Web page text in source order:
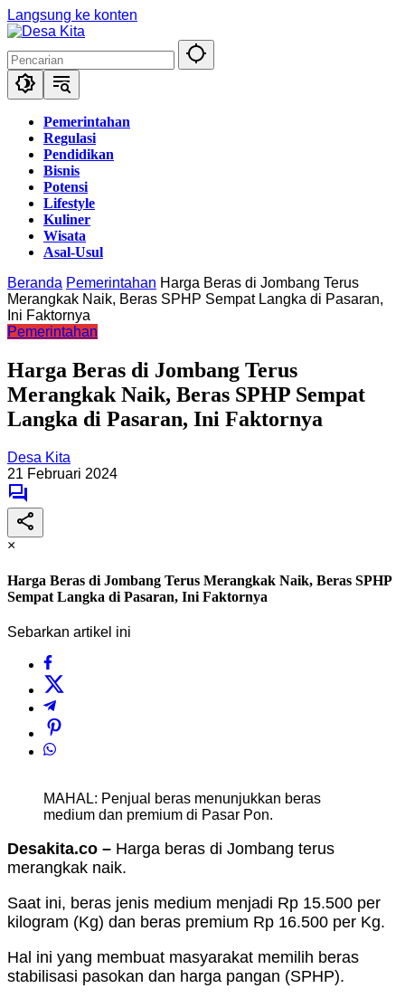
Langsung ke konten
Pemerintahan
Regulasi
Pendidikan
Bisnis
Potensi
Lifestyle
Kuliner
Wisata
Asal-Usul
Beranda Pemerintahan Harga Beras di Jombang Terus
Merangkak Naik, Beras SPHP Sempat Langka di Pasaran,
Ini Faktornya
Pemerintahan
Harga Beras di Jombang Terus
Merangkak Naik, Beras SPHP Sempat
Langka di Pasaran, Ini Faktornya
Desa Kita
21 Februari 2024
×
Harga Beras di Jombang Terus Merangkak Naik, Beras SPHP
Sempat Langka di Pasaran, Ini Faktornya
Sebarkan artikel ini
MAHAL: Penjual beras menunjukkan beras
medium dan premium di Pasar Pon.
Desakita.co – Harga beras di Jombang terus
merangkak naik.
Saat ini, beras jenis medium menjadi Rp 15.500 per
kilogram (Kg) dan beras premium Rp 16.500 per Kg.
Hal ini yang membuat masyarakat memilih beras
stabilisasi pasokan dan harga pangan (SPHP).